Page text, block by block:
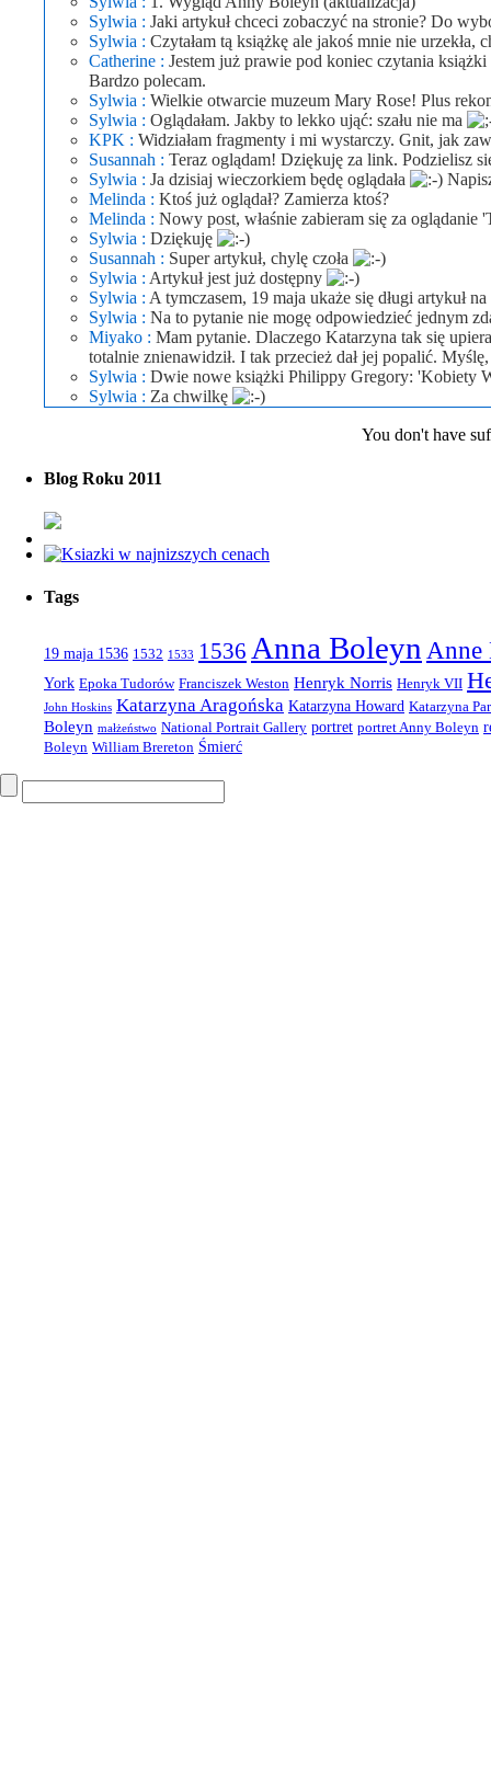
Sylwia : Jaki artykuł chceci zobaczyć na stronie? Do
Sylwia : Czytałam tą książkę ale jakoś mnie nie
Catherine : Jestem już prawie pod koniec czytania
Bardzo polecam.
Sylwia : Wielkie otwarcie muzeum Mary Rose! Plus
Sylwia : Oglądałam. Jakby to lekko ująć: szału nie ma
KPK : Widziałam fragmenty i mi wystarczy. Gnit, jak
Susannah : Teraz oglądam! Dziękuję za link. Podzielisz
Sylwia : Ja dzisiaj wieczorkiem będę oglądała
Melinda : Ktoś już oglądał? Zamierza ktoś?
Melinda : Nowy post, właśnie zabieram się za
Sylwia : Dziękuję
Susannah : Super artykuł, chylę czoła
Sylwia : Artykuł jest już dostępny
Sylwia : A tymczasem, 19 maja ukaże się długi artykuł
Sylwia : Na to pytanie nie mogę odpowiedzieć jednym
Miyako : Mam pytanie. Dlaczego Katarzyna tak się
totalnie znienawidził. I tak przecież dał jej popalić.
Sylwia : Dwie nowe książki Philippy Gregory:
Sylwia : Za chwilkę
You don't have
Blog Roku 2011
Tags
19 maja 1536 1532 1533 1536 Anna Boleyn Anne
York Epoka Tudorów Franciszek Weston Henryk Norris Henryk VII
John Hoskins Katarzyna Aragońska Katarzyna Howard Katarzyna
Boleyn małżeństwo National Portrait Gallery portret portret Anny Boleyn
Boleyn William Brereton Śmierć